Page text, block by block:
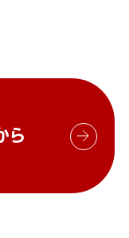
ら